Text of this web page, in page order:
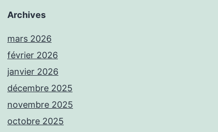
Archives
mars 2026
février 2026
janvier 2026
décembre 2025
novembre 2025
octobre 2025